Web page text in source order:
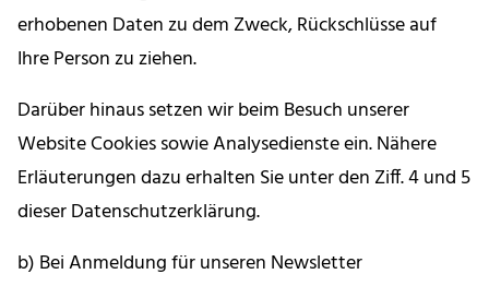
erhobenen Daten zu dem Zweck, Rückschlüsse auf
Ihre Person zu ziehen.
Darüber hinaus setzen wir beim Besuch unserer
Website Cookies sowie Analysedienste ein. Nähere
Erläuterungen dazu erhalten Sie unter den Ziff. 4 und 5
dieser Datenschutzerklärung.
b) Bei Anmeldung für unseren Newsletter